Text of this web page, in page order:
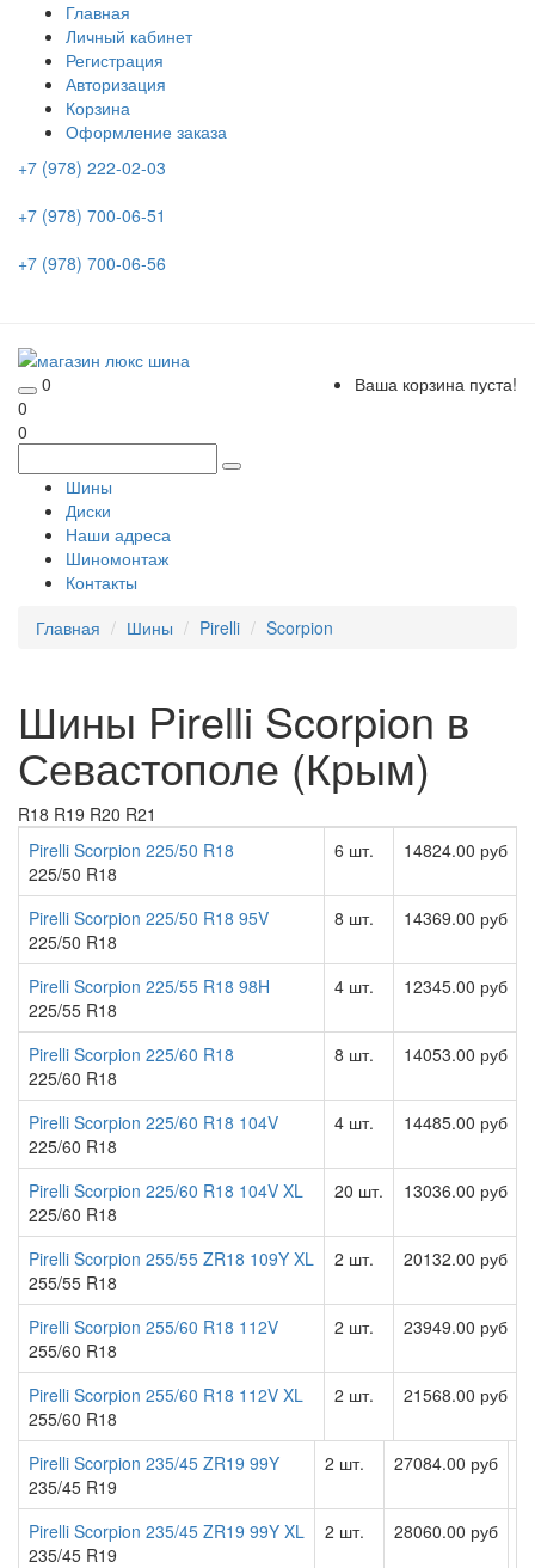
Главная
Личный кабинет
Регистрация
Авторизация
Корзина
Оформление заказа
+7 (978) 222-02-03
+7 (978) 700-06-51
+7 (978) 700-06-56
0
Ваша корзина пуста!
0
0
Шины
Диски
Наши адреса
Шиномонтаж
Контакты
Главная
Шины Pirelli Scorpion
Шины Pirelli Scorpion в
Севастополе (Крым)
R18 R19 R20 R21
Pirelli Scorpion 225/50 R18
225/50 R18
6 шт. 14824.00 руб
Pirelli Scorpion 225/50 R18 95V
225/50 R18
8 шт. 14369.00 руб
Pirelli Scorpion 225/55 R18 98H
225/55 R18
4 шт. 12345.00 руб
Pirelli Scorpion 225/60 R18
225/60 R18
8 шт. 14053.00 руб
Pirelli Scorpion 225/60 R18 104V
225/60 R18
4 шт. 14485.00 руб
Pirelli Scorpion 225/60 R18 104V XL
225/60 R18
20 шт. 13036.00 руб
Pirelli Scorpion 255/55 ZR18 109Y XL
255/55 R18
2 шт. 20132.00 руб
Pirelli Scorpion 255/60 R18 112V
255/60 R18
2 шт. 23949.00 руб
Pirelli Scorpion 255/60 R18 112V XL
255/60 R18
2 шт. 21568.00 руб
Pirelli Scorpion 235/45 ZR19 99Y
235/45 R19
2 шт. 27084.00 руб
Pirelli Scorpion 235/45 ZR19 99Y XL
235/45 R19
2 шт. 28060.00 руб